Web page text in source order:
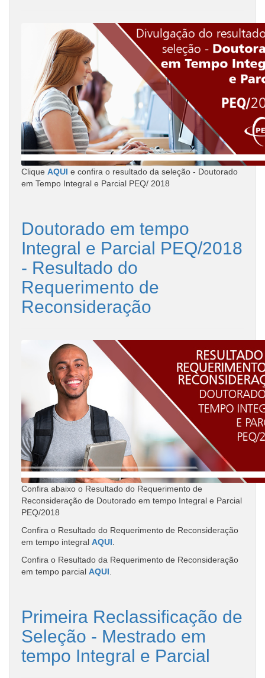
Clique AQUI e confira o resultado da seleção - Doutorado
em Tempo Integral e Parcial PEQ/ 2018
Doutorado em tempo
Integral e Parcial PEQ/2018
- Resultado do
Requerimento de
Reconsideração
Confira abaixo o Resultado do Requerimento de
Reconsideração de Doutorado em tempo Integral e Parcial
PEQ/2018
Confira o Resultado do Requerimento de Reconsideração
em tempo integral AQUI
Confira o Resultado da Requerimento de Reconsideração
em tempo parcial AQUI
Primeira Reclassificação de
Seleção - Mestrado em
tempo Integral e Parcial